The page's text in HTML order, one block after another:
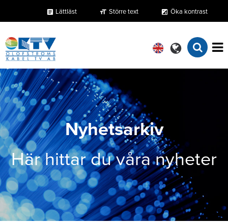
article Lättläst format_size Större text exposure Öka kontrast
Nyhetsarkiv
Här hittar du våra nyheter